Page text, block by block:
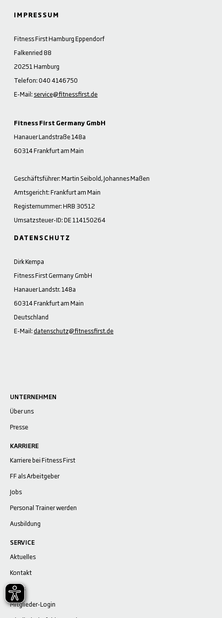
IMPRESSUM
Fitness First Hamburg Eppendorf
Falkenried 88
20251 Hamburg
Telefon: 040 4146750
E-Mail: service@fitnessfirst.de
Fitness First Germany GmbH
Hanauer Landstraße 148a
60314 Frankfurt am Main
Geschäftsführer: Martin Seibold, Johannes Maßen
Amtsgericht: Frankfurt am Main
Registernummer: HRB 30512
Umsatzsteuer-ID: DE 114150264
DATENSCHUTZ
Dirk Kempa
Fitness First Germany GmbH
Hanauer Landstr. 148a
60314 Frankfurt am Main
Deutschland
E-Mail:datenschutz@fitnessfirst.de
UNTERNEHMEN
Über uns
Presse
KARRIERE
Karriere bei Fitness First
FF als Arbeitgeber
Jobs
Personal Trainer werden
Ausbildung
SERVICE
Aktuelles
Kontakt
FAQ's
Mitglieder-Login